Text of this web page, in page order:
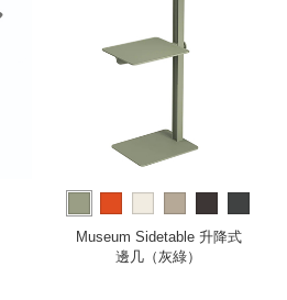
more
Museum Sidetable 升降式
邊几（灰綠）